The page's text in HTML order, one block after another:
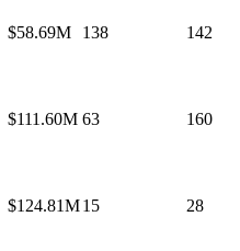
$58.69M 138 142
$111.60M 63 160
$124.81M15 28